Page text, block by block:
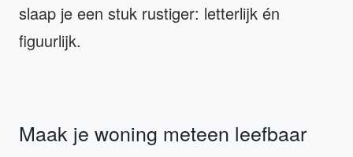
slaap je een stuk rustiger: letterlijk én
figuurlijk.
Maak je woning meteen leefbaar